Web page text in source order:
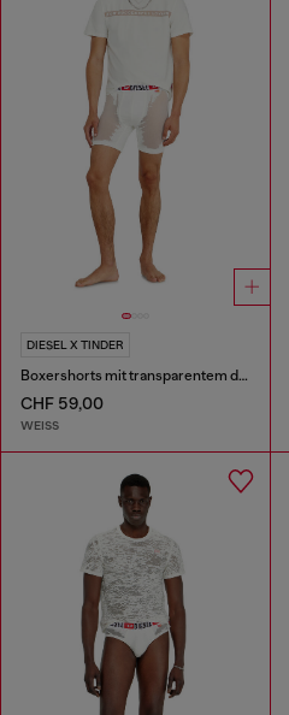
DIESEL X TINDER
Boxershorts mit transparentem devoré-Effekt
CHF 59,00
WEISS